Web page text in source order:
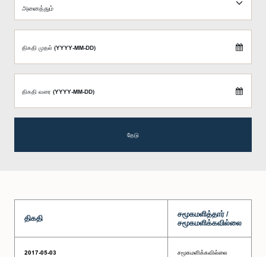
திகதி முதல் (YYYY-MM-DD)
திகதி வரை (YYYY-MM-DD)
தேடு
திகதி
சமூகமளித்தார் /
சமூகமளிக்கவில்லை
2017-05-03 சமூகமளிக்கவில்லை